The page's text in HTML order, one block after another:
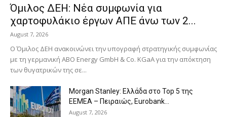
Όμιλος ΔΕΗ: Νέα συμφωνία για
χαρτοφυλάκιο έργων ΑΠΕ άνω των 2...
August 7, 2026
Ο Όμιλος ΔΕΗ ανακοινώνει την υπογραφή στρατηγικής συμφωνίας
με τη γερμανική ABO Energy GmbH & Co. KGaA για την απόκτηση
των θυγατρικών της σε...
Morgan Stanley: Ελλάδα στο Top 5 της
EEMEA – Πειραιώς, Eurobank...
August 7, 2026